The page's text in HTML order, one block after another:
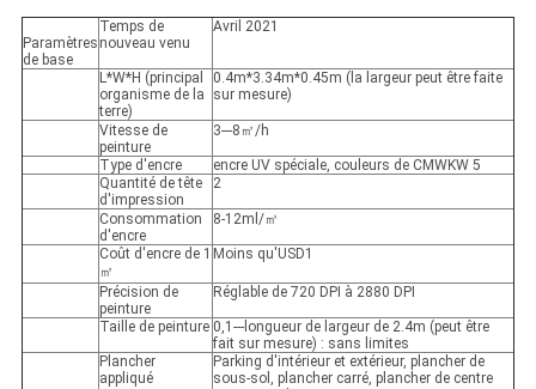
Paramètres
de base
Temps de
nouveau venu
Avril 2021
L*W*H (principal
organisme de la
terre)
0.4m*3.34m*0.45m (la largeur peut être faite
sur mesure)
Vitesse de
peinture
3---8㎡/h
Type d'encre
encre UV spéciale, couleurs de CMWKW 5
Quantité de tête
d'impression
2
Consommation
d'encre
8-12ml/㎡
Coût d'encre de 1
㎡
Moins qu'USD1
Précision de
peinture
Réglable de 720 DPI à 2880 DPI
Taille de peinture 0,1---longueur de largeur de 2.4m (peut être
fait sur mesure) : sans limites
Plancher
appliqué
Parking d'intérieur et extérieur, plancher de
sous-sol, plancher carré, plancher de centre